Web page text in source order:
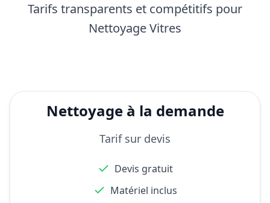
Tarifs transparents et compétitifs pour
Nettoyage Vitres
Nettoyage à la demande
Tarif sur devis
Devis gratuit
Matériel inclus